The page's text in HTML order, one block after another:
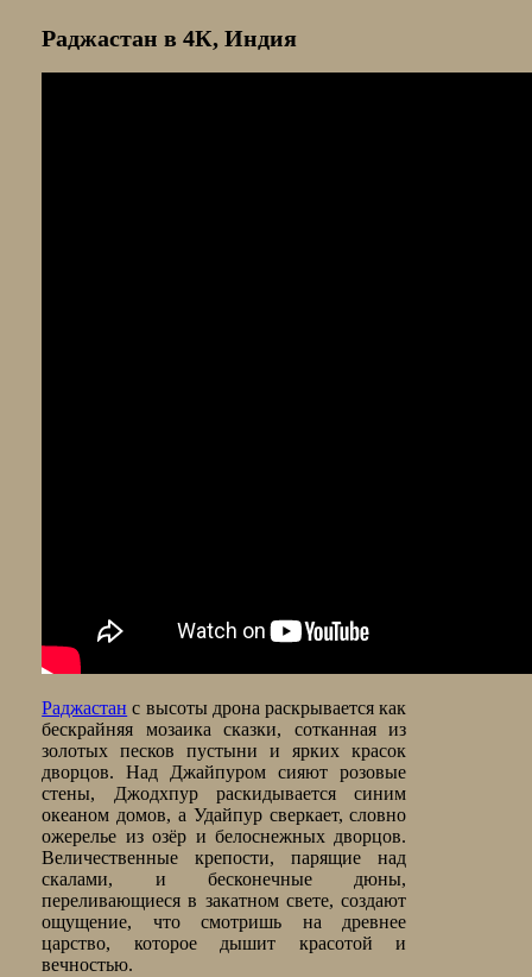
Раджастан в 4К, Индия
Раджастан с высоты дрона раскрывается как
бескрайняя мозаика сказки, сотканная из
золотых песков пустыни и ярких красок
дворцов. Над Джайпуром сияют розовые
стены, Джодхпур раскидывается синим
океаном домов, а Удайпур сверкает, словно
ожерелье из озёр и белоснежных дворцов.
Величественные крепости, парящие над
скалами, и бесконечные дюны,
переливающиеся в закатном свете, создают
ощущение, что смотришь на древнее
царство, которое дышит красотой и
вечностью.